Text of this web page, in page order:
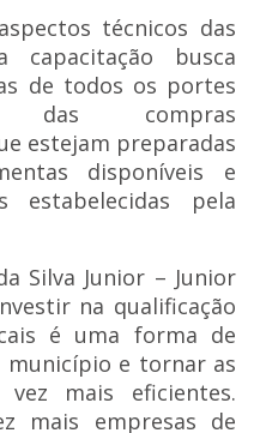
técnicos das
capacitação busca
de todos os portes
das compras
estejam preparadas
disponíveis e
estabelecidas pela
Silva Junior – Junior
na qualificação
é uma forma de
e tornar as
mais eficientes.
mais empresas de